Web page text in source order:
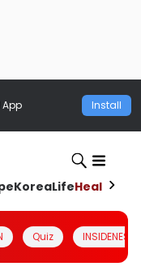
App Install
KoreaLifeHealth
Quiz INSIDENESIA